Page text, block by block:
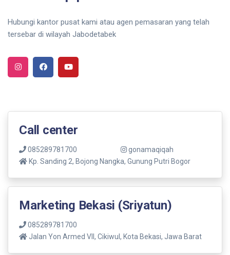
Hubungi kantor pusat kami atau agen pemasaran yang telah
tersebar di wilayah Jabodetabek
Call center
085289781700
gonamaqiqah
Kp. Sanding 2, Bojong Nangka, Gunung Putri Bogor
Marketing Bekasi (Sriyatun)
085289781700
Jalan Yon Armed VII, Cikiwul, Kota Bekasi, Jawa Barat